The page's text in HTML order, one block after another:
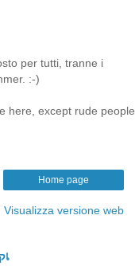
per tutti, tranne i
:-)
here, except rude people
Home page
Visualizza versione web
๓คקเ